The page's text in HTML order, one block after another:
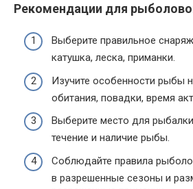
Рекомендации для
Выберите правильное
катушка, леска, приманки.
Изучите особенности рыбы
обитания, повадки, время
Выберите место для
течение и наличие рыбы.
Соблюдайте правила
в разрешенные сезоны и